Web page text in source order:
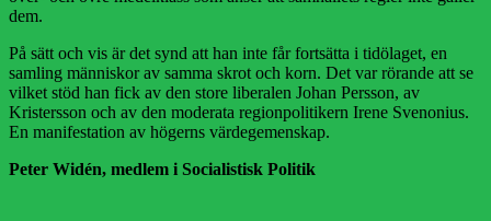
dem.
På sätt och vis är det synd att han inte får fortsätta i tidölaget, en
samling människor av samma skrot och korn. Det var rörande att se
vilket stöd han fick av den store liberalen Johan Persson, av
Kristersson och av den moderata regionpolitikern Irene Svenonius.
En manifestation av högerns värdegemenskap.
Peter Widén, medlem i Socialistisk Politik